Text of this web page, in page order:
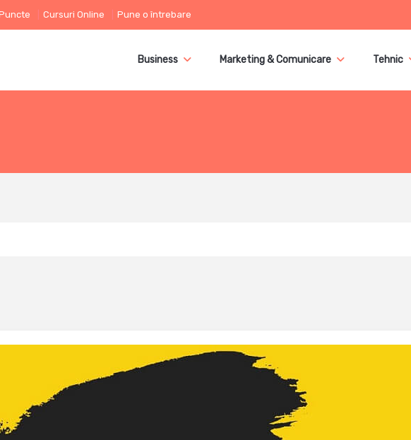
Cursuri Online Pune o întrebare
Business Marketing & Comunicare Tehnic